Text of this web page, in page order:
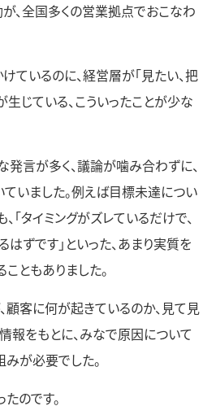
、全国多くの営業拠点でおこなわ
ているのに、経営層が「見たい、把
じている、こういったことが少な
発言が多く、議論が噛み合わずに、
いました。例えば目標未達につい
「タイミングがズレているだけで、
ずです」といった、あまり実質を
ともありました。
顧客に何が起きているのか、見て見
報をもとに、みなで原因について
が必要でした。
のです。